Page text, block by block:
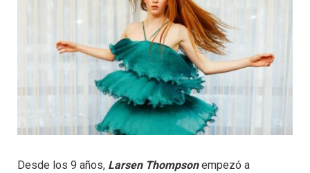
Desde los 9 años, Larsen Thompsonempezó a